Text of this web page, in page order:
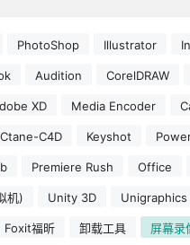
PhotoShop Illustrator
Audition CorelDRAW
XD Media Encoder
C4D Keyshot
Premiere Rush Office
机) Unity 3D Unigraphics
Foxit福昕 卸载工具 屏幕录